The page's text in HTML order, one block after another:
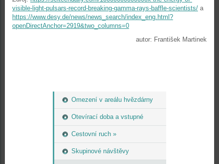
Omezení v areálu hvězdárny
Otevírací doba a vstupné
Cestovní ruch »
Skupinové návštěvy
visible-light-pulsars-record-breaking-gamma-rays-baffle-scientists/ a
https://www.desy.de/news/news_search/index_eng.html?
openDirectAnchor=2919&two_columns=0
autor: František Martinek